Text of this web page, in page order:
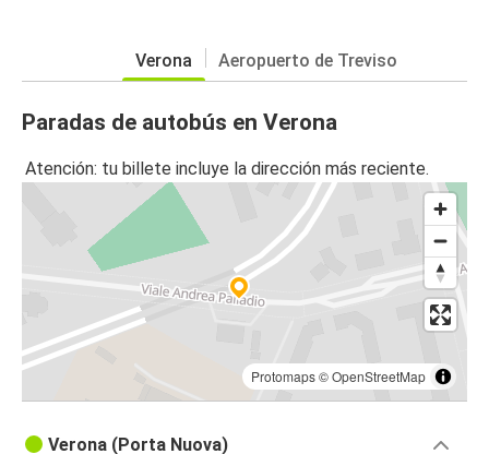
Verona Aeropuerto de Treviso
Paradas de autobús en Verona
Atención: tu billete incluye la dirección más reciente.
Protomaps©OpenStreetMap
Verona (Porta Nuova)